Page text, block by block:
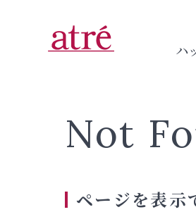
ハ
Not
ページを表示